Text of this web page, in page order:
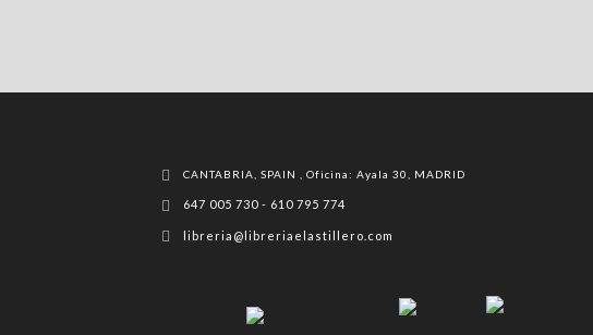
CANTABRIA, SPAIN , Oficina: Ayala 30, MADRID
647 005 730 - 610 795 774
libreria@libreriaelastillero.com